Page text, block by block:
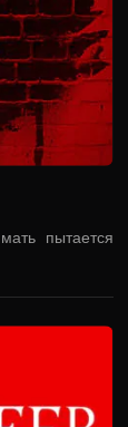
пытается